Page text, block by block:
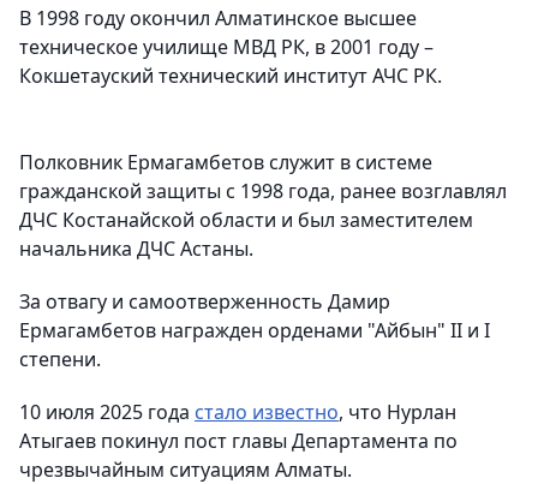
В 1998 году окончил Алматинское высшее
техническое училище МВД РК, в 2001 году –
Кокшетауский технический институт АЧС РК.
Полковник Ермагамбетов служит в системе
гражданской защиты с 1998 года, ранее возглавлял
ДЧС Костанайской области и был заместителем
начальника ДЧС Астаны.
За отвагу и самоотверженность Дамир
Ермагамбетов награжден орденами "Айбын" ІІ и І
степени.
10 июля 2025 года стало известно, что Нурлан
Атыгаев покинул пост главы Департамента по
чрезвычайным ситуациям Алматы.